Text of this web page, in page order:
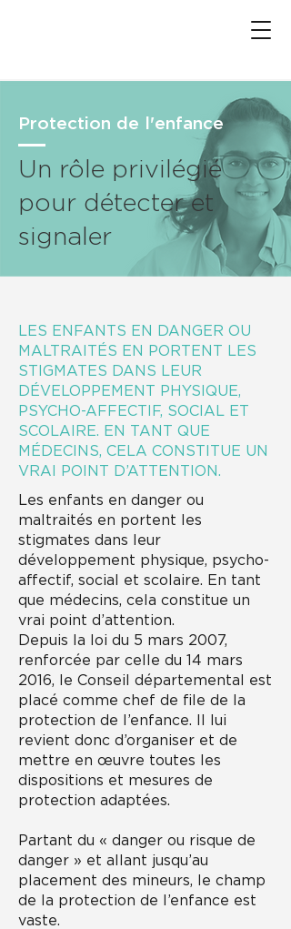
Protection de l'enfance
Un rôle privilégié
pour détecter et
signaler
LES ENFANTS EN DANGER OU
MALTRAITÉS EN PORTENT LES
STIGMATES DANS LEUR
DÉVELOPPEMENT PHYSIQUE,
PSYCHO-AFFECTIF, SOCIAL ET
SCOLAIRE. EN TANT QUE
MÉDECINS, CELA CONSTITUE UN
VRAI POINT D’ATTENTION.
Les enfants en danger ou
maltraités en portent les
stigmates dans leur
développement physique, psycho-
affectif, social et scolaire. En tant
que médecins, cela constitue un
vrai point d’attention.
Depuis la loi du 5 mars 2007,
renforcée par celle du 14 mars
2016, le Conseil départemental est
placé comme chef de file de la
protection de l’enfance. Il lui
revient donc d’organiser et de
mettre en œuvre toutes les
dispositions et mesures de
protection adaptées.
Partant du « danger ou risque de
danger » et allant jusqu’au
placement des mineurs, le champ
de la protection de l’enfance est
vaste.